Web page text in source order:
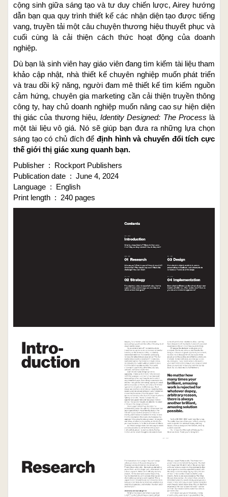
cộng sinh giữa sáng tạo và tư duy chiến lược, Airey hướng
dẫn bạn qua quy trình thiết kế các nhận diện tạo được tiếng
vang, truyền tải một câu chuyện thương hiệu thuyết phục và
cuối cùng là cải thiện cách thức hoạt động của doanh
nghiệp.
Dù bạn là sinh viên hay giáo viên đang tìm kiếm tài liệu tham
khảo cập nhật, nhà thiết kế chuyên nghiệp muốn phát triển
và trau dồi kỹ năng, người đam mê thiết kế tìm kiếm nguồn
cảm hứng, chuyên gia marketing cần cải thiện truyền thông
công ty, hay chủ doanh nghiệp muốn nâng cao sự hiện diện
thị giác của thương hiệu,Identity Designed: The Process là
một tài liệu vô giá. Nó sẽ giúp bạn đưa ra những lựa chọn
sáng tạo có chủ đích để định hình và chuyển đổi tích cực
thế giới thị giác xung quanh bạn.
Publisher ‏ : ‎ Rockport Publishers
Publication date ‏ : ‎ June 4, 2024
Language ‏ : ‎ English
Print length ‏ : ‎ 240 pages